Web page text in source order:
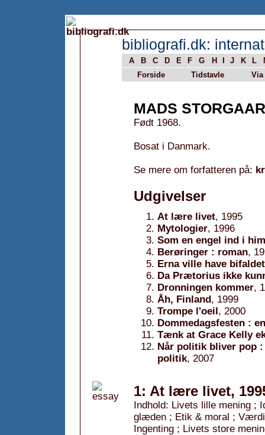
bibliografi.dk:
A B C D E F G H J K L
Forside
Tidstavle Via
MADS
Født 1968.
Bosat i Danmark.
Se mere om forfatteren på:
Udgivelser
At lære livet, 1995
Mytologier, 1996
Som en engel ind i
Berøringer : roman,
Erna ville have
Da Prætorius ikke
Dronningen kommer,
Åh, Finland, 1999
Trompe l'oeil, 2000
Dommedagsfesten :
Tænk at Grace Kelly
Når politik bliver pop
politik, 2007
1: At lære livet,
Indhold: Livets lille mening ;
glæden ; Etik & moral ;
Ingenting ; Livets store